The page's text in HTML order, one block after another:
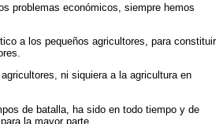
problemas económicos, siempre hemos
a los pequeños agricultores, para constituir
ni siquiera a la agricultura en
de batalla, ha sido en todo tiempo y de
la mayor parte.